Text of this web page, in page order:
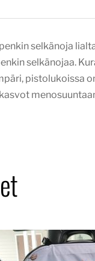
selkänoja
selkänojaa.
pistolukoissa